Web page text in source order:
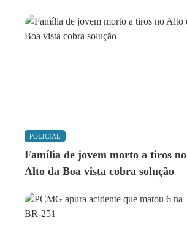
POLICIAL
Família de jovem morto a tiros no
Alto da Boa vista cobra solução